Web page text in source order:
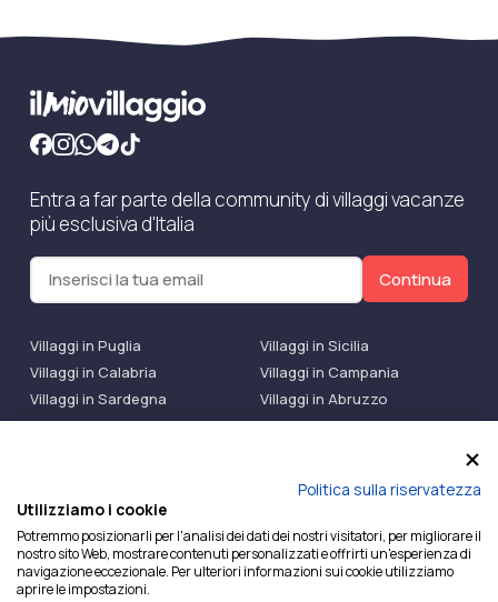
Entra a far parte della community di villaggi vacanze
più esclusiva d'Italia
Continua
Villaggi in Puglia
Villaggi in Sicilia
Villaggi in Calabria
Villaggi in Campania
Villaggi in Sardegna
Villaggi in Abruzzo
Villaggi Bluserena
Villaggi TH Resort
Ilmiovillaggio è un marchio di Ekiwi S.r.l.
Licenza Agenzia Viaggi e Turismo n° 2015/0133251 del
26/02/2015 e coperta da RC per Agenzia di Viaggi n°
OX00081147 REVO Specialty LiabilityXTravel Agencies.
Politica sulla riservatezza
Utilizziamo i cookie
Potremmo posizionarli per l'analisi dei dati dei nostri visitatori, per migliorare il
nostro sito Web, mostrare contenuti personalizzati e offrirti un'esperienza di
navigazione eccezionale. Per ulteriori informazioni sui cookie utilizziamo
aprire le impostazioni.